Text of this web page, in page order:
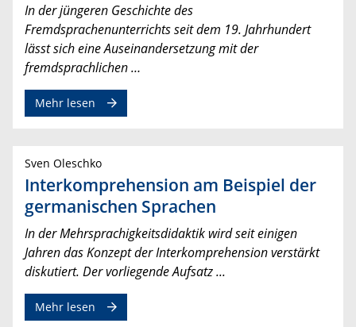
In der jüngeren Geschichte des
Fremdsprachenunterrichts seit dem 19. Jahrhundert
lässt sich eine Auseinandersetzung mit der
fremdsprachlichen …
Mehr lesen
Sven Oleschko
Interkomprehension am Beispiel der
germanischen Sprachen
In der Mehrsprachigkeitsdidaktik wird seit einigen
Jahren das Konzept der Interkomprehension verstärkt
diskutiert. Der vorliegende Aufsatz ...
Mehr lesen